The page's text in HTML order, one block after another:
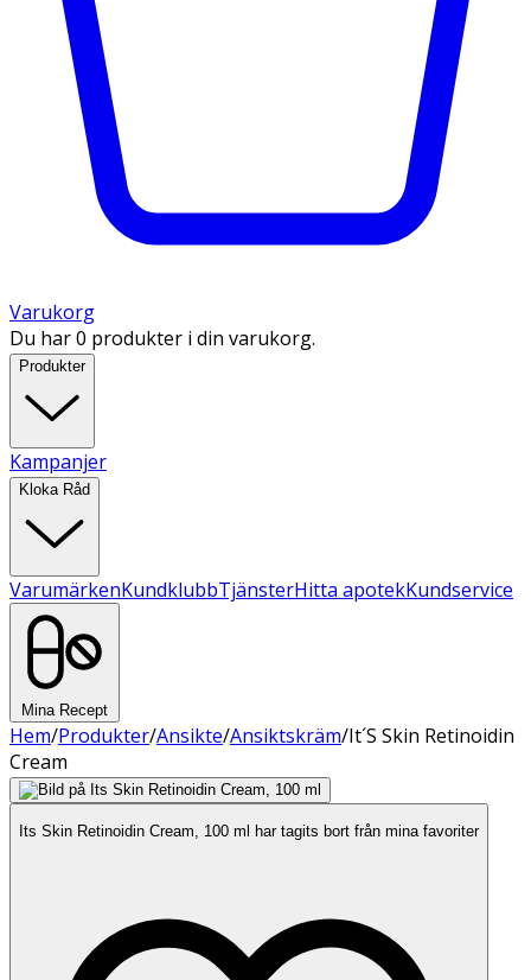
Varukorg
Du har 0 produkter i din varukorg.
Produkter
Kampanjer
Kloka Råd
VarumärkenKundklubbTjänsterHitta apotekKundservice
Mina Recept
Hem/Produkter/Ansikte/Ansiktskräm/It´S Skin Retinoidin
Cream
Its Skin Retinoidin Cream, 100 ml har tagits bort från mina favoriter